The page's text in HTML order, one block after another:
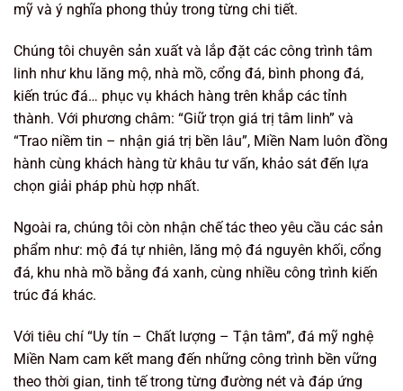
mỹ và ý nghĩa phong thủy trong từng chi tiết.
Chúng tôi chuyên sản xuất và lắp đặt các công trình tâm
linh như khu lăng mộ, nhà mồ, cổng đá, bình phong đá,
kiến trúc đá… phục vụ khách hàng trên khắp các tỉnh
thành. Với phương châm: “Giữ trọn giá trị tâm linh” và
“Trao niềm tin – nhận giá trị bền lâu”, Miền Nam luôn đồng
hành cùng khách hàng từ khâu tư vấn, khảo sát đến lựa
chọn giải pháp phù hợp nhất.
Ngoài ra, chúng tôi còn nhận chế tác theo yêu cầu các sản
phẩm như: mộ đá tự nhiên, lăng mộ đá nguyên khối, cổng
đá, khu nhà mồ bằng đá xanh, cùng nhiều công trình kiến
trúc đá khác.
Với tiêu chí “Uy tín – Chất lượng – Tận tâm”, đá mỹ nghệ
Miền Nam cam kết mang đến những công trình bền vững
theo thời gian, tinh tế trong từng đường nét và đáp ứng